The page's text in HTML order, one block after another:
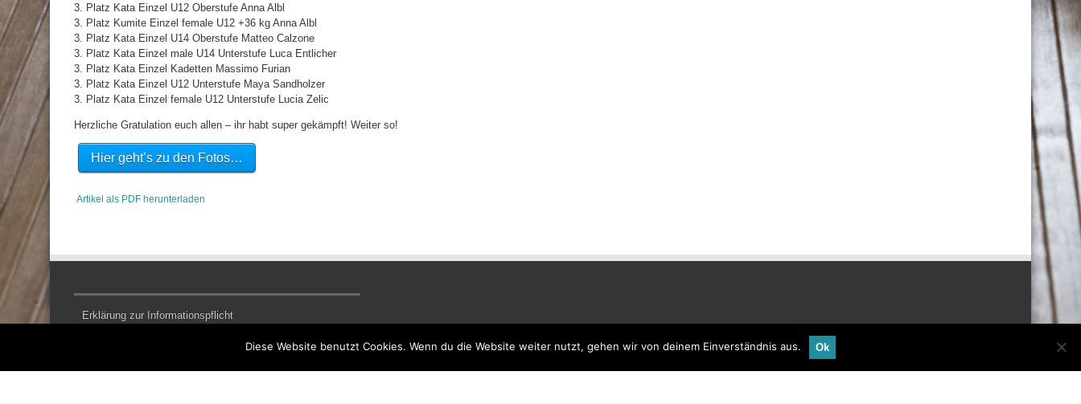
3. Platz Kata Einzel U12 Oberstufe Anna Albl
3. Platz Kumite Einzel female U12 +36 kg Anna Albl
3. Platz Kata Einzel U14 Oberstufe Matteo Calzone
3. Platz Kata Einzel male U14 Unterstufe Luca Entlicher
3. Platz Kata Einzel Kadetten Massimo Furian
3. Platz Kata Einzel U12 Unterstufe Maya Sandholzer
3. Platz Kata Einzel female U12 Unterstufe Lucia Zelic
Herzliche Gratulation euch allen – ihr habt super gekämpft! Weiter so!
Hier geht’s zu den Fotos…
Artikel als PDF herunterladen
Erklärung zur Informationspflicht
Diese Website benutzt Cookies. Wenn du die Website weiter nutzt, gehen wir von deinem Einverständnis aus. Ok